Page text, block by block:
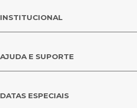
INSTITUCIONAL
AJUDA E SUPORTE
DATAS ESPECIAIS